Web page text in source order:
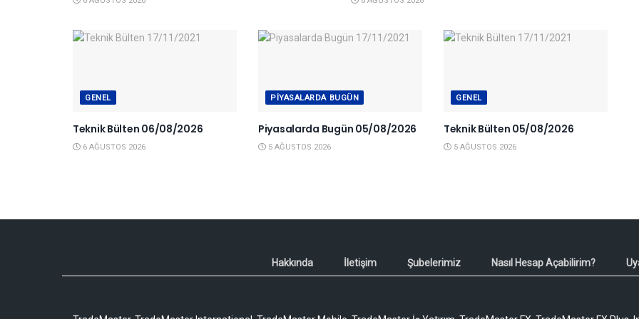
GENEL
Teknik Bülten 06/08/2026
6 AĞUSTOS 2026
PIYASALARDA BUGÜN
Piyasalarda Bugün 05/08/2026
5 AĞUSTOS 2026
GENEL
Teknik Bülten 05/08/2026
5 AĞUSTOS 2026
Hakkında İletişim Şubelerimiz Nasıl Hesap Açabilirim?